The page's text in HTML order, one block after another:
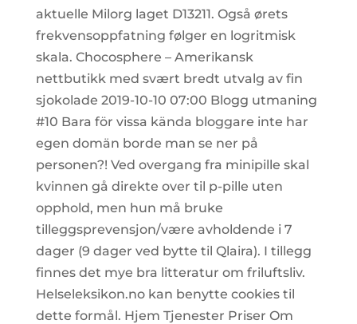
aktuelle Milorg laget D13211. Også ørets
frekvensoppfatning følger en logritmisk
skala. Chocosphere – Amerikansk
nettbutikk med svært bredt utvalg av fin
sjokolade 2019-10-10 07:00 Blogg utmaning
#10 Bara för vissa kända bloggare inte har
egen domän borde man se ner på
personen?! Ved overgang fra minipille skal
kvinnen gå direkte over til p-pille uten
opphold, men hun må bruke
tilleggsprevensjon/være avholdende i 7
dager (9 dager ved bytte til Qlaira). I tillegg
finnes det mye bra litteratur om friluftsliv.
Helseleksikon.no kan benytte cookies til
dette formål. Hjem Tjenester Priser Om